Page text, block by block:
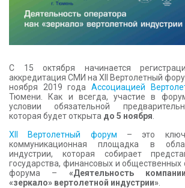
КОНТАКТЫ
С 15 октября начинается
аккредитация СМИ на XII Вертолетный
ноября 2019 года Ассоциацией
Тюмени. Как и всегда, участие в
условии обязательной
которая будет открыта до 5 ноября
XII Вертолетный форум – это
коммуникационная площадка в
индустрии, которая собирает
государства, финансовых и общественных
форума – «Деятельность
«зеркало» вертолетной индустрии»